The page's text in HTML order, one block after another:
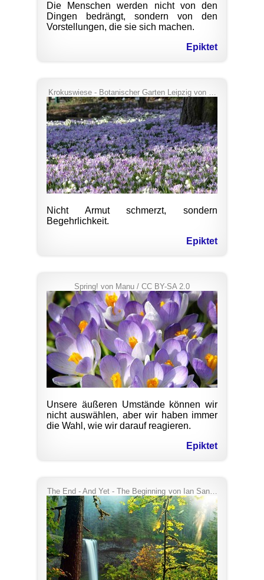
Die Menschen werden nicht von den
Dingen bedrängt, sondern von den
Vorstellungen, die sie sich machen.
Epiktet
Krokuswiese - Botanischer Garten Leipzigvon Maja Dumat
Nicht Armut schmerzt, sondern
Begehrlichkeit.
Epiktet
Spring! von Manu / CC BY-SA 2.0
Unsere äußeren Umstände können wir
nicht auswählen, aber wir haben immer
die Wahl, wie wir darauf reagieren.
Epiktet
The End - And Yet - The Beginning von Ian Sane/